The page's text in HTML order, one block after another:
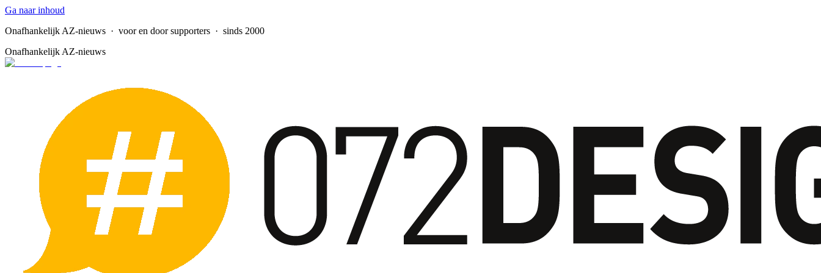
Ga naar inhoud
Onafhankelijk AZ-nieuws · voor en door supporters · sinds 2000
Onafhankelijk AZ-nieuws